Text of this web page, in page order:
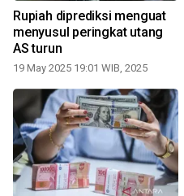
Rupiah diprediksi menguat
menyusul peringkat utang
AS turun
19 May 2025 19:01 WIB, 2025